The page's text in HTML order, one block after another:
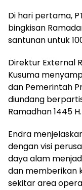
Di hari pertama,
bingkisan
santunan untuk
Direktur External
Kusuma
dan Pemerintah
diundang
Ramadhan 1445 H.
Endra
dengan visi
daya alam
dan memberikan
sekitar area